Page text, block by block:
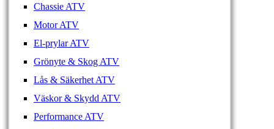
Chassie ATV
Motor ATV
El-prylar ATV
Grönyte & Skog ATV
Lås & Säkerhet ATV
Väskor & Skydd ATV
Performance ATV